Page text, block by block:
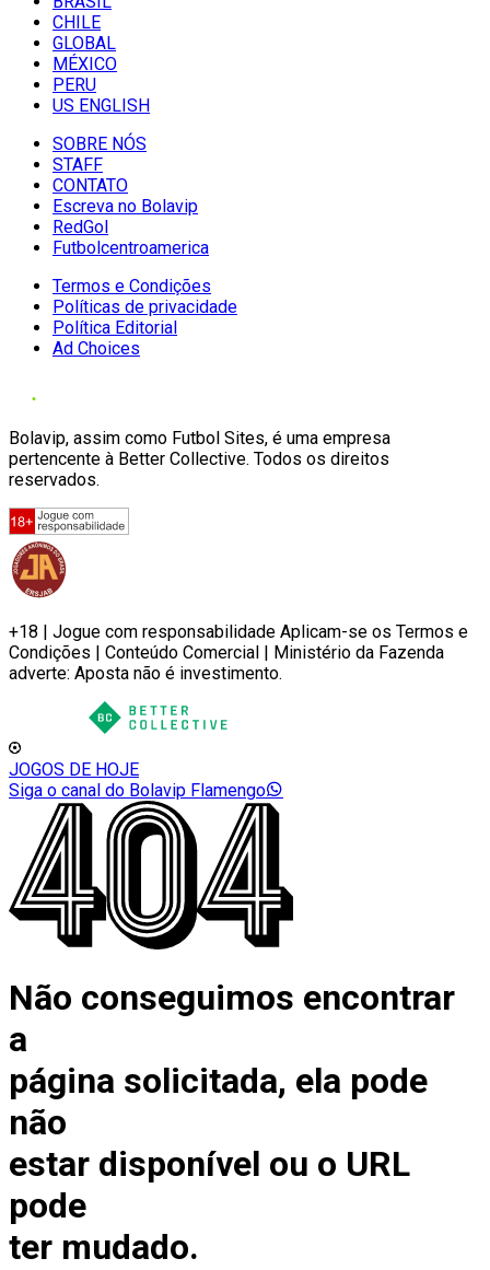
CHILE
GLOBAL
MÉXICO
PERU
US ENGLISH
SOBRE NÓS
STAFF
CONTATO
Escreva no Bolavip
RedGol
Futbolcentroamerica
Termos e Condições
Políticas de privacidade
Política Editorial
Ad Choices
Bolavip, assim como Futbol Sites, é uma empresa
pertencente à Better Collective. Todos os direitos
reservados.
+18 | Jogue com responsabilidade Aplicam-se os Termos e
Condições | Conteúdo Comercial | Ministério da Fazenda
adverte: Aposta não é investimento.
JOGOS DE HOJE
Siga o canal do Bolavip Flamengo
Não conseguimos encontrar
a
página solicitada, ela pode
não
estar disponível ou o URL
pode
ter mudado.